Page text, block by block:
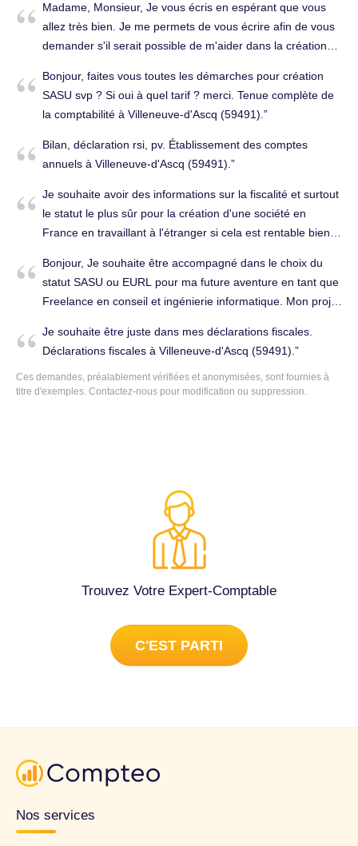
Madame, Monsieur, Je vous écris en espérant que vous
allez très bien. Je me permets de vous écrire afin de vous
demander s'il serait possible de m'aider dans la création
d'exporter des tests antigéniques de covid à l’international,
et dans l'avenir des compléments alimentaires. Je vous
serais vraiment très reconnaissant de bien vouloir
m'informer des conditions ainsi que des procédures à faire
ou s’il y a une personne de votre entreprise peut gérer la
réponse de votre part, je vous prie d’agréer, Madame,
Monsieur, l'expression de mes salutations distinguées.
Bien cordialement. Tenue complète de la comptabilité à
Villeneuve-d'Ascq (59650).
Bonjour, faites vous toutes les démarches pour création
SASU svp ? Si oui à quel tarif ? merci. Tenue complète de
la comptabilité à Villeneuve-d'Ascq (59491).
Bilan, déclaration rsi, pv. Établissement des comptes
annuels à Villeneuve-d'Ascq (59491).
Je souhaite avoir des informations sur la fiscalité et surtout
le statut le plus sûr pour la création d'une société en
France en travaillant à l'étranger si cela est rentable bien
d'Ascq (59491).
Bonjour, Je souhaite être accompagné dans le choix du
statut SASU ou EURL pour ma future aventure en tant que
Freelance en conseil et ingénierie informatique. Mon projet
2016. Tenue complète de la comptabilité à Villeneuve-
d'Ascq (59491).
Je souhaite être juste dans mes déclarations fiscales.
Déclarations fiscales à Villeneuve-d'Ascq (59491).
Ces demandes, préalablement vérifiées et anonymisées, sont fournies à
titre d'exemples. Contactez-nous pour modification ou suppression.
Trouvez Votre Expert-Comptable
C'EST PARTI
Nos services